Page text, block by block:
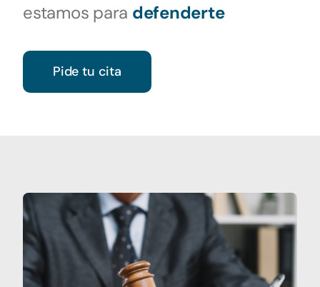
estamos para defenderte
Pide tu cita